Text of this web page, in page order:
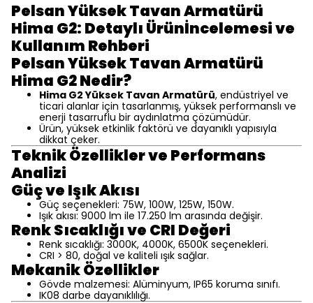
Pelsan Yüksek Tavan Armatürü
Hima G2: Detaylı Ürünİncelemesi ve
Kullanım Rehberi
Pelsan Yüksek Tavan Armatürü
Hima G2 Nedir?
Hima G2 Yüksek Tavan Armatürü, endüstriyel ve
ticari alanlar için tasarlanmış, yüksek performanslı ve
enerji tasarruflu bir aydınlatma çözümüdür.
Ürün, yüksek etkinlik faktörü ve dayanıklı yapısıyla
dikkat çeker.
Teknik Özellikler ve Performans
Analizi
Güç ve Işık Akısı
Güç seçenekleri: 75W, 100W, 125W, 150W.
Işık akısı: 9000 lm ile 17.250 lm arasında değişir.
Renk Sıcaklığı ve CRI Değeri
Renk sıcaklığı: 3000K, 4000K, 6500K seçenekleri.
CRI > 80, doğal ve kaliteli ışık sağlar.
Mekanik Özellikler
Gövde malzemesi: Alüminyum, IP65 koruma sınıfı.
IK08 darbe dayanıklılığı.